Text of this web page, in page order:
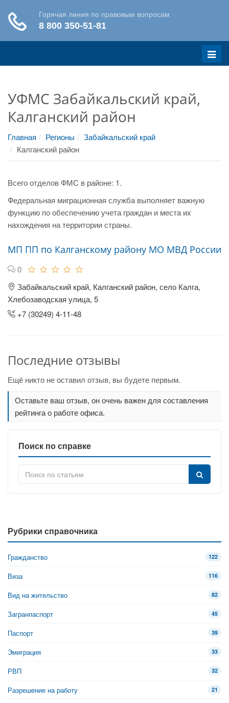
Меню
УФМС Забайкальский край,
Калганский район
Главная Регионы
Забайкальский край
Калганский район
Всего отделов ФМС в районе: 1.
Федеральная миграционная служба выполняет важную
функцию по обеспечению учета граждан и места их
нахождения на территории страны.
МП ПП по Калганскому району МО МВД России
0
Забайкальский край, Калганский район, село Калга,
Хлебозаводская улица, 5
+7 (30249) 4-11-48
Последние отзывы
Ещё никто не оставил отзыв, вы будете первым.
Оставьте ваш отзыв, он очень важен для составления
рейтинга о работе офиса.
Поиск по справке
Рубрики справочника
Гражданство 122
Виза 116
Вид на жительство 82
Загранпаспорт 45
Паспорт 39
Эмиграция 33
РВП 32
Разрешение на работу 21